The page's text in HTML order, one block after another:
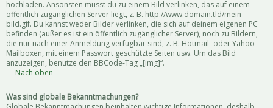
hochladen. Ansonsten musst du zu einem Bild verlinken, das auf einem
öffentlich zugänglichen Server liegt, z. B. http://www.domain.tld/mein-
bild.gif. Du kannst weder Bilder verlinken, die sich auf deinem eigenen PC
befinden (außer es ist ein öffentlich zugänglicher Server), noch zu Bildern,
die nur nach einer Anmeldung verfügbar sind, z. B. Hotmail- oder Yahoo-
Mailboxen, mit einem Passwort geschützte Seiten usw. Um das Bild
anzuzeigen, benutze den BBCode-Tag „[img]“.
Nach oben
Was sind globale Bekanntmachungen?